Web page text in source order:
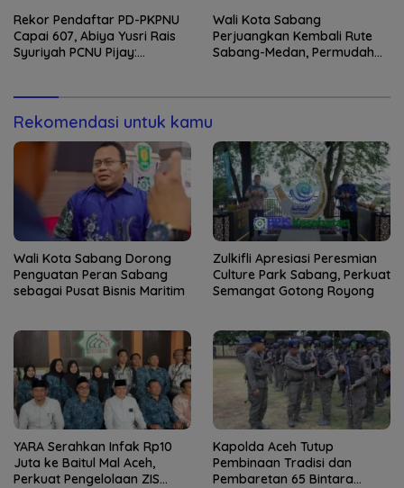
Rekor Pendaftar PD-PKPNU
Capai 607, Abiya Yusri Rais
Syuriyah PCNU Pijay:
Wali Kota Sabang
Perjuangkan Kembali Rute
Sabang-Medan, Permudah
Rekomendasi untuk kamu
Wali Kota Sabang Dorong
Penguatan Peran Sabang
sebagai Pusat Bisnis Maritim
Zulkifli Apresiasi Peresmian
Culture Park Sabang, Perkuat
Semangat Gotong Royong
YARA Serahkan Infak Rp10
Juta ke Baitul Mal Aceh,
Perkuat Pengelolaan ZIS
Kapolda Aceh Tutup
Pembinaan Tradisi dan
Pembaretan 65 Bintara